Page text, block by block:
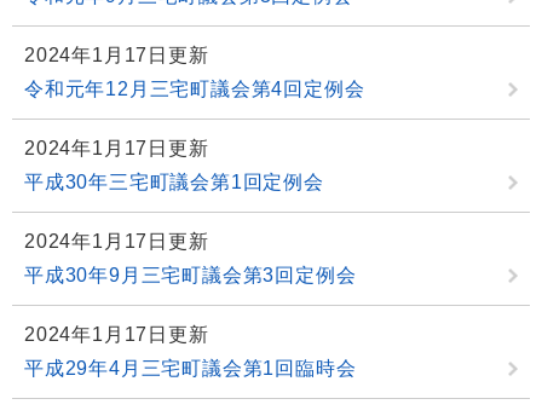
2024年1月17日更新
令和元年12月三宅町議会第4回定例会
2024年1月17日更新
平成30年三宅町議会第1回定例会
2024年1月17日更新
平成30年9月三宅町議会第3回定例会
2024年1月17日更新
平成29年4月三宅町議会第1回臨時会